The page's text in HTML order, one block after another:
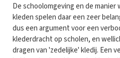
De schoolomgeving en de
kleden spelen daar een zeer
dus een argument voor een
klederdracht op scholen, en
dragen van 'zedelijke' kledij. Een